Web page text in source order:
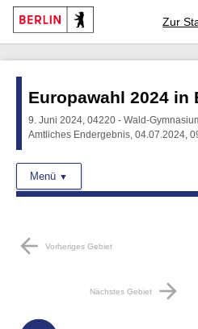
Zur
Europawahl 2024 in
9. Juni 2024, 04220 - Wald-
Amtliches Endergebnis, 04.07.2024,
Menü
arrow_back Vorheriges Gebiet
Nächstes Gebiet arrow_forward